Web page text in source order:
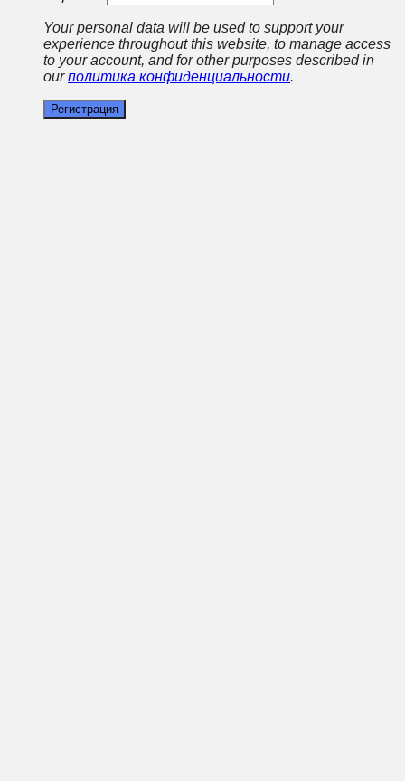
Your personal data will be used to support your
experience throughout this website, to manage access
to your account, and for other purposes described in
ourполитика конфиденциальности.
Регистрация